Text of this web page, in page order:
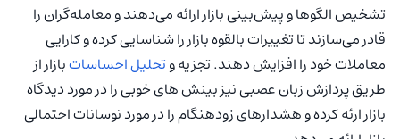
تشخیص الگوها و پیش‌بینی بازار ارائه می‌دهند و معامله‌گران را
قادر می‌سازند تا تغییرات بالقوه بازار را شناسایی کرده و کارایی
معاملات خود را افزایش دهند. تجزیه وتحلیل احساساتبازار از
طریق پردازش زبان عصبی نیز بینش های خوبی را در مورد دیدگاه
بازار ارئه کرده و هشدارهای زودهنگام را در مورد نوسانات احتمالی